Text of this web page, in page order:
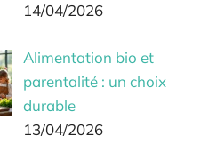
14/04/2026
Alimentation bio et
parentalité : un choix
durable
13/04/2026